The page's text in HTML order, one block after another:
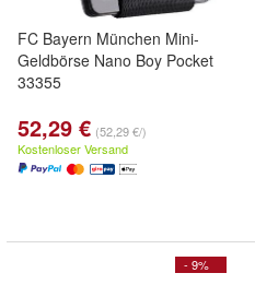
FC Bayern München Mini-
Geldbörse Nano Boy Pocket
33355
52,29 € (52,29 €/)
Kostenloser Versand
- 9%